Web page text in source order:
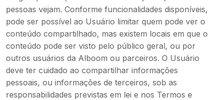
pessoas vejam. Conforme funcionalidades disponíveis,
pode ser possível ao Usuário limitar quem pode ver o
conteúdo compartilhado, mas existem locais em que o
conteúdo pode ser visto pelo público geral, ou por
outros usuários da Alboom ou parceiros. O Usuário
deve ter cuidado ao compartilhar informações
pessoais, ou informações de terceiros, sob as
responsabilidades previstas em lei e nos Termos e